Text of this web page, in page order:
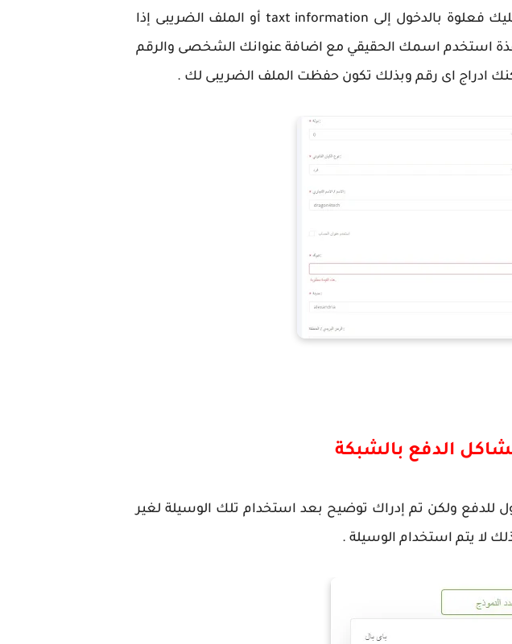
الخطوات بسيط عن عكس ادسنس كل ما عليك فعلوة بالدخول إلى taxt information أو الملف الضريبى إذا
استخدم اسمك الحقيقي مع اضافة عنوانك الشخصى والرقم
ادراج اى رقم وبذلك تكون حفظت الملف الضريبى لك .
الدفع بالشبكة
ولكن تم إدراك توضيح بعد استخدام تلك الوسيلة لغير
لا يتم استخدام الوسيلة .